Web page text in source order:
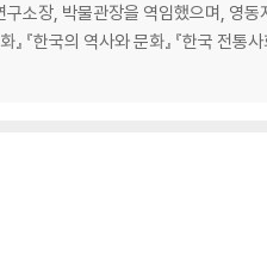
소장, 박물관장을 역임했으며, 영
『한국의 역사와 문화』 『한국 전